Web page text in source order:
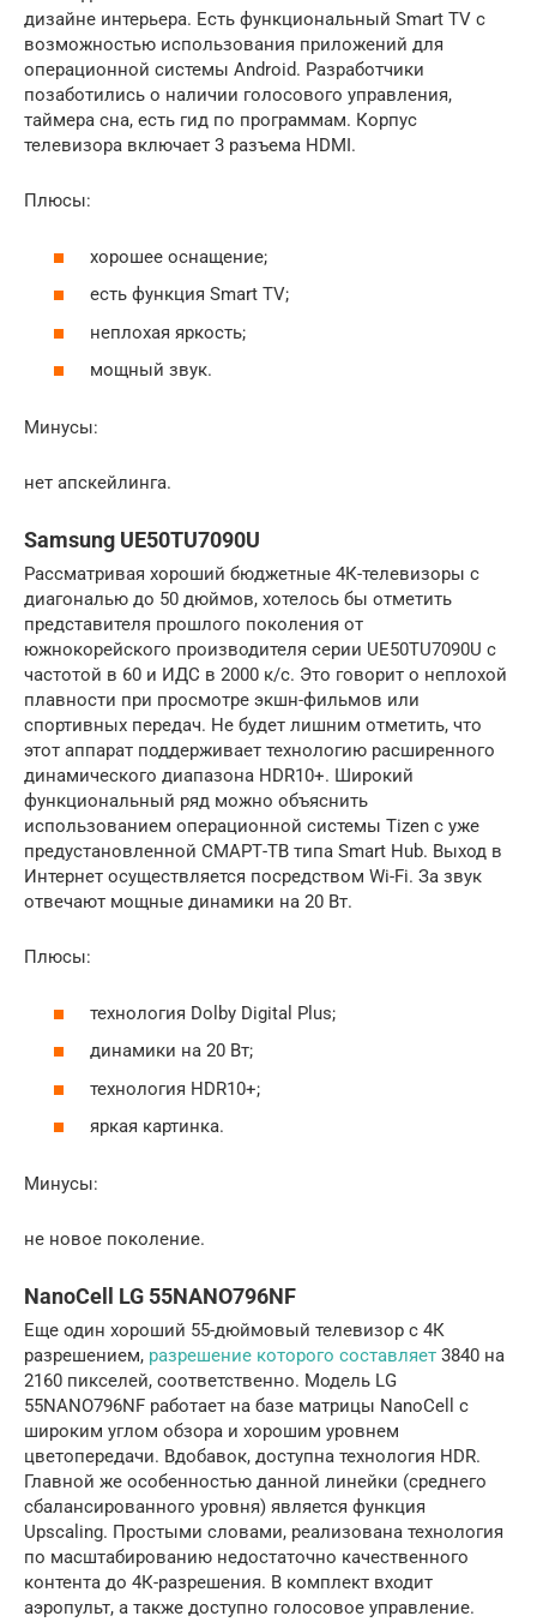
дизайне интерьера. Есть функциональный Smart TV с
возможностью использования приложений для
операционной системы Android. Разработчики
позаботились о наличии голосового управления,
таймера сна, есть гид по программам. Корпус
телевизора включает 3 разъема HDMI.
Плюсы:
хорошее оснащение;
есть функция Smart TV;
неплохая яркость;
мощный звук.
Минусы:
нет апскейлинга.
Samsung UE50TU7090U
Рассматривая хороший бюджетные 4К-телевизоры с
диагональю до 50 дюймов, хотелось бы отметить
представителя прошлого поколения от
южнокорейского производителя серии UE50TU7090U с
частотой в 60 и ИДС в 2000 к/с. Это говорит о неплохой
плавности при просмотре экшн-фильмов или
спортивных передач. Не будет лишним отметить, что
этот аппарат поддерживает технологию расширенного
динамического диапазона HDR10+. Широкий
функциональный ряд можно объяснить
использованием операционной системы Tizen с уже
предустановленной СМАРТ-ТВ типа Smart Hub. Выход в
Интернет осуществляется посредством Wi-Fi. За звук
отвечают мощные динамики на 20 Вт.
Плюсы:
технология Dolby Digital Plus;
динамики на 20 Вт;
технология HDR10+;
яркая картинка.
Минусы:
не новое поколение.
NanoCell LG 55NANO796NF
Еще один хороший 55-дюймовый телевизор с 4К
разрешением, разрешение которого составляет 3840 на
2160 пикселей, соответственно. Модель LG
55NANO796NF работает на базе матрицы NanoCell с
широким углом обзора и хорошим уровнем
цветопередачи. Вдобавок, доступна технология HDR.
Главной же особенностью данной линейки (среднего
сбалансированного уровня) является функция
Upscaling. Простыми словами, реализована технология
по масштабированию недостаточно качественного
контента до 4К-разрешения. В комплект входит
аэропульт, а также доступно голосовое управление.